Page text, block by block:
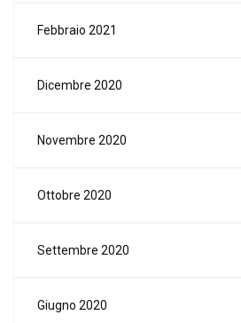
Febbraio 2021
Dicembre 2020
Novembre 2020
Ottobre 2020
Settembre 2020
Giugno 2020